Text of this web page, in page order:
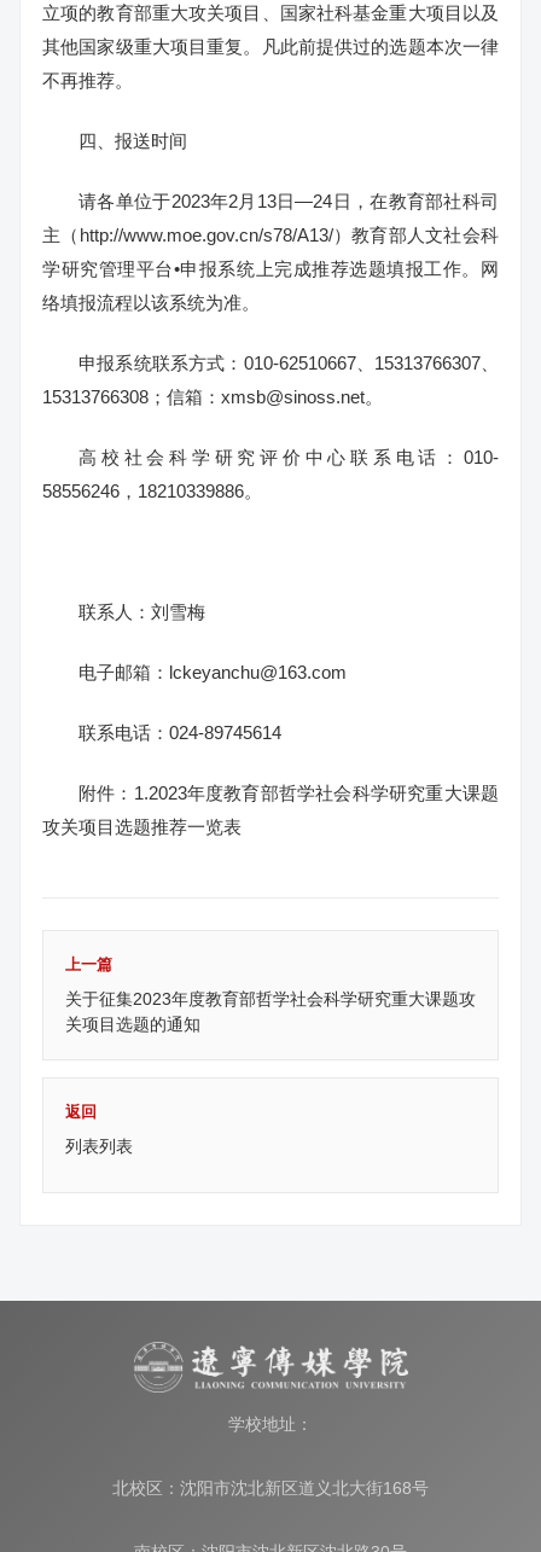
立项的教育部重大攻关项目、国家社科基金重大项目以及
其他国家级重大项目重复。凡此前提供过的选题本次一律
不再推荐。
四、报送时间
请各单位于2023年2月13日—24日，在教育部社科司
主（http://www.moe.gov.cn/s78/A13/）教育部人文社会科
学研究管理平台•申报系统上完成推荐选题填报工作。网
络填报流程以该系统为准。
申报系统联系方式：010-62510667、15313766307、
15313766308；信箱：xmsb@sinoss.net。
高校社会科学研究评价中心联系电话：010-
58556246，18210339886。
联系人：刘雪梅
电子邮箱：lckeyanchu@163.com
联系电话：024-89745614
附件：1.2023年度教育部哲学社会科学研究重大课题
攻关项目选题推荐一览表
上一篇
关于征集2023年度教育部哲学社会科学研究重大课题攻
关项目选题的通知
返回
列表列表
学校地址：
北校区：沈阳市沈北新区道义北大街168号